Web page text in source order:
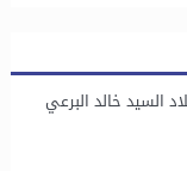
السيد خالد البرعي